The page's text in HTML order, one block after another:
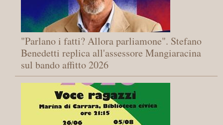
"Parlano i fatti? Allora parliamone". Stefano
Benedetti replica all'assessore Mangiaracina
sul bando affitto 2026